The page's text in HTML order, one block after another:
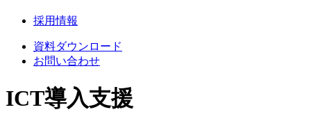
採用情報
資料ダウンロード
お問い合わせ
ICT導入支援